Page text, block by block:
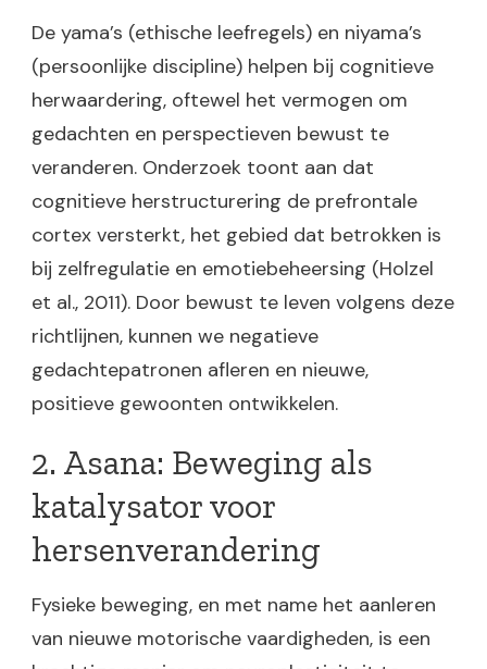
De yama’s (ethische leefregels) en niyama’s
(persoonlijke discipline) helpen bij cognitieve
herwaardering, oftewel het vermogen om
gedachten en perspectieven bewust te
veranderen. Onderzoek toont aan dat
cognitieve herstructurering de prefrontale
cortex versterkt, het gebied dat betrokken is
bij zelfregulatie en emotiebeheersing (Holzel
et al., 2011). Door bewust te leven volgens deze
richtlijnen, kunnen we negatieve
gedachtepatronen afleren en nieuwe,
positieve gewoonten ontwikkelen.
2. Asana: Beweging als
katalysator voor
hersenverandering
Fysieke beweging, en met name het aanleren
van nieuwe motorische vaardigheden, is een